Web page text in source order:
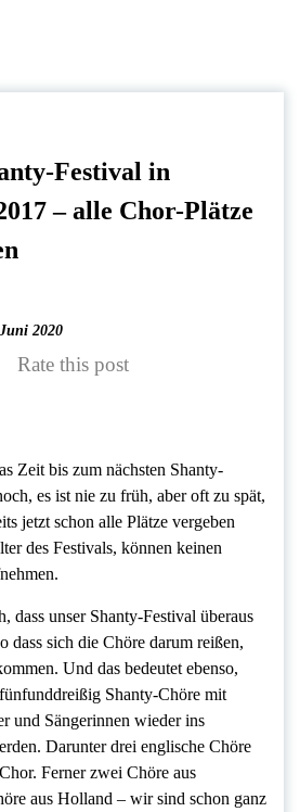
Festival in
– alle Chor-Plätze
2020
Rate this post
Zeit bis zum nächsten Shanty-
es ist nie zu früh, aber oft zu spät,
jetzt schon alle Plätze vergeben
des Festivals, können keinen
dass unser Shanty-Festival überaus
dass sich die Chöre darum reißen,
Und das bedeutet ebenso,
Shanty-Chöre mit
und Sängerinnen wieder ins
Darunter drei englische Chöre
Ferner zwei Chöre aus
aus Holland – wir sind schon ganz